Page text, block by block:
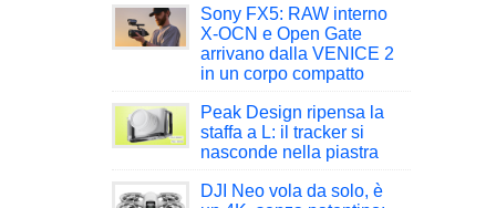
Sony FX5: RAW interno
X-OCN e Open Gate
arrivano dalla VENICE 2
in un corpo compatto
Peak Design ripensa la
staffa a L: il tracker si
nasconde nella piastra
DJI Neo vola da solo, è